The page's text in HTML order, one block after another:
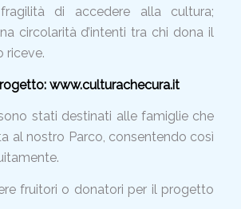
di accedere alla cultura;
circolarità d’intenti tra chi dona il
riceve.
www.culturachecura.it
stati destinati alle famiglie che
al nostro Parco, consentendo così
fruitori o donatori per il progetto